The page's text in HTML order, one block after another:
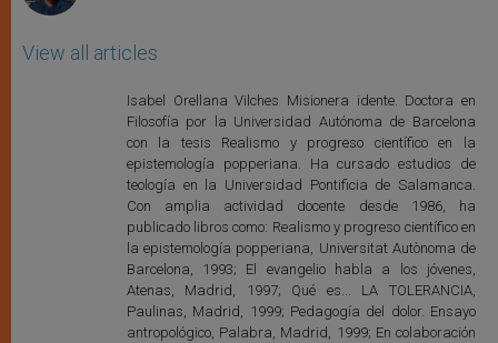
View all articles
Isabel Orellana Vilches Misionera idente. Doctora en
Filosofía por la Universidad Autónoma de Barcelona
con la tesis Realismo y progreso científico en la
epistemología popperiana. Ha cursado estudios de
teología en la Universidad Pontificia de Salamanca.
Con amplia actividad docente desde 1986, ha
publicado libros como: Realismo y progreso científico en
la epistemología popperiana, Universitat Autònoma de
Barcelona, 1993; El evangelio habla a los jóvenes,
Atenas, Madrid, 1997; Qué es... LA TOLERANCIA,
Paulinas, Madrid, 1999; Pedagogía del dolor. Ensayo
antropológico, Palabra, Madrid, 1999; En colaboración